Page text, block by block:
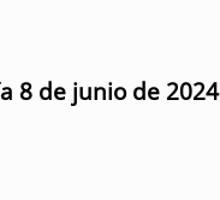
8 de junio de 2024